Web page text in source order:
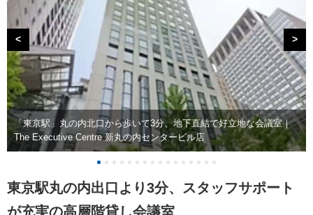
「東京駅」丸の内北口から歩いて3分、地下直結で好立地な会議室｜
The Executive Centre 新丸の内センタービル店
< >
東京駅丸の内出口より3分、スタッフサポート
が充実の高層階貸し会議室